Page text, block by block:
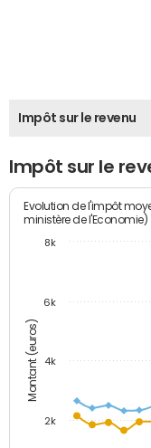
Impôt sur le revenu
Impôt sur le
Montant (euros)
Evolution de l'impôt
ministère de l'Economie)
2k
4k
6k
8k